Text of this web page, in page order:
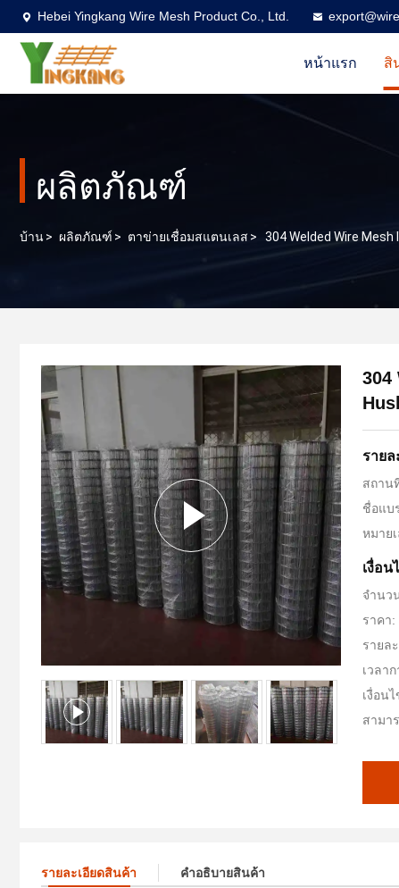
Hebei Yingkang Wire Mesh Product Co., Ltd.
หน้าแรก สิ
ผลิตภัณฑ์
บ้าน> ผลิตภัณฑ์ > ตาข่ายเชื่อมสแตนเลส > 304 Welded Wire Mesh
304
ราย
สถาน
ชื่อแบ
หมาย
เงื่อน
จำนว
ราคา:
รายล
เวลา
เงื่อน
สามา
รายละเอียดสินค้า คําอธิบายสินค้า